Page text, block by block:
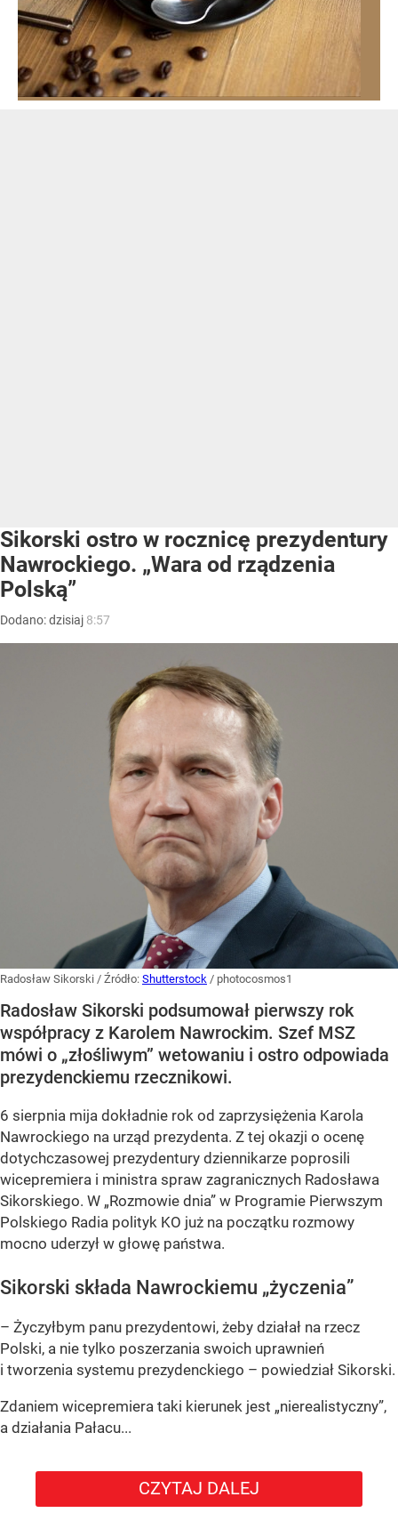
Sikorski ostro w rocznicę prezydentury
Nawrockiego. „Wara od rządzenia
Polską”
Dodano:dzisiaj 8:57
Radosław Sikorski / Źródło: Shutterstock / photocosmos1
Radosław Sikorski podsumował pierwszy rok
współpracy z Karolem Nawrockim. Szef MSZ
mówi o „złośliwym” wetowaniu i ostro odpowiada
prezydenckiemu rzecznikowi.
6 sierpnia mija dokładnie rok od zaprzysiężenia Karola
Nawrockiego na urząd prezydenta. Z tej okazji o ocenę
dotychczasowej prezydentury dziennikarze poprosili
wicepremiera i ministra spraw zagranicznych Radosława
Sikorskiego. W „Rozmowie dnia” w Programie Pierwszym
Polskiego Radia polityk KO już na początku rozmowy
mocno uderzył w głowę państwa.
Sikorski składa Nawrockiemu „życzenia”
– Życzyłbym panu prezydentowi, żeby działał na rzecz
Polski, a nie tylko poszerzania swoich uprawnień
i tworzenia systemu prezydenckiego – powiedział Sikorski.
Zdaniem wicepremiera taki kierunek jest „nierealistyczny”,
a działania Pałacu...
CZYTAJ DALEJ